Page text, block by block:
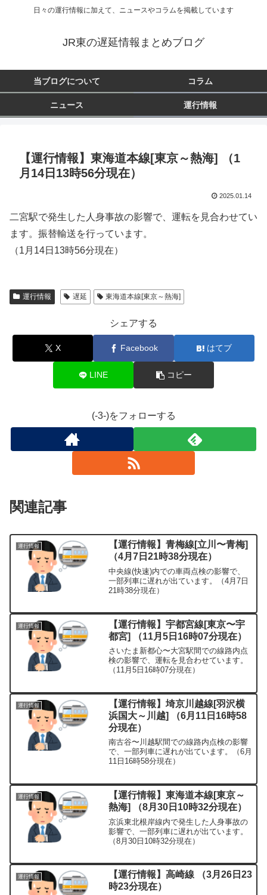
日々の運行情報に加えて、ニュースやコラムを掲載しています
JR東の遅延情報まとめブログ
当ブログについて コラム
ニュース 運行情報
【運行情報】東海道本線[東京～熱海] （1
月14日13時56分現在）
2025.01.14
二宮駅で発生した人身事故の影響で、運転を見合わせてい
ます。振替輸送を行っています。
（1月14日13時56分現在）
運行情報 遅延 東海道本線[東京～熱海]
シェアする
X Facebook はてブ
LINE コピー
(-3-)をフォローする
関連記事
運行情報
【運行情報】青梅線[立川〜青梅]
（4月7日21時38分現在）
中央線(快速)内での車両点検の影響で、
一部列車に遅れが出ています。（4月7日
21時38分現在）
運行情報
【運行情報】宇都宮線[東京〜宇
都宮] （11月5日16時07分現在）
さいたま新都心〜大宮駅間での線路内点
検の影響で、運転を見合わせています。
（11月5日16時07分現在）
運行情報
【運行情報】埼京川越線[羽沢横
浜国大～川越] （6月11日16時58
分現在）
南古谷〜川越駅間での線路内点検の影響
で、一部列車に遅れが出ています。（6月
11日16時58分現在）
運行情報
【運行情報】東海道本線[東京～
熱海] （8月30日10時32分現在）
京浜東北根岸線内で発生した人身事故の
影響で、一部列車に遅れが出ています。
（8月30日10時32分現在）
運行情報
【運行情報】高崎線 （3月26日23
時23分現在）